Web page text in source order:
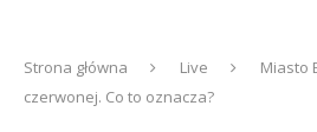
Strona główna Live
Miasto
czerwonej. Co to oznacza?